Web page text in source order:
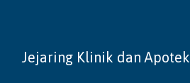
Jejaring Klinik dan Apotek